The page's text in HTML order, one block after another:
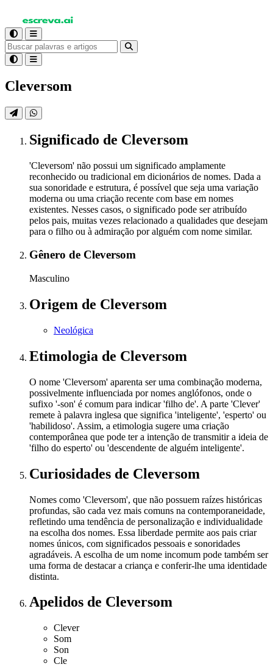
Cleversom
Significado de Cleversom
'Cleversom' não possui um significado amplamente
reconhecido ou tradicional em dicionários de nomes. Dada a
sua sonoridade e estrutura, é possível que seja uma variação
moderna ou uma criação recente com base em nomes
existentes. Nesses casos, o significado pode ser atribuído
pelos pais, muitas vezes relacionado a qualidades que desejam
para o filho ou à admiração por alguém com nome similar.
Gênero de Cleversom
Masculino
Origem de Cleversom
Neológica
Etimologia de Cleversom
O nome 'Cleversom' aparenta ser uma combinação moderna,
possivelmente influenciada por nomes anglófonos, onde o
sufixo '-son' é comum para indicar 'filho de'. A parte 'Clever'
remete à palavra inglesa que significa 'inteligente', 'esperto' ou
'habilidoso'. Assim, a etimologia sugere uma criação
contemporânea que pode ter a intenção de transmitir a ideia de
'filho do esperto' ou 'descendente de alguém inteligente'.
Curiosidades de Cleversom
Nomes como 'Cleversom', que não possuem raízes históricas
profundas, são cada vez mais comuns na contemporaneidade,
refletindo uma tendência de personalização e individualidade
na escolha dos nomes. Essa liberdade permite aos pais criar
nomes únicos, com significados pessoais e sonoridades
agradáveis. A escolha de um nome incomum pode também ser
uma forma de destacar a criança e conferir-lhe uma identidade
distinta.
Apelidos de Cleversom
Clever
Som
Son
Cle